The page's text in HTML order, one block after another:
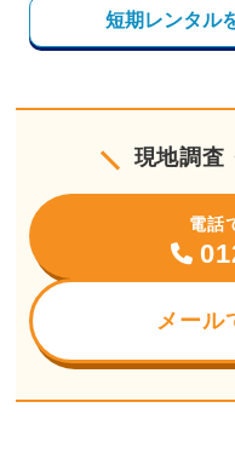
短期レンタル
現地調査
電話
メール